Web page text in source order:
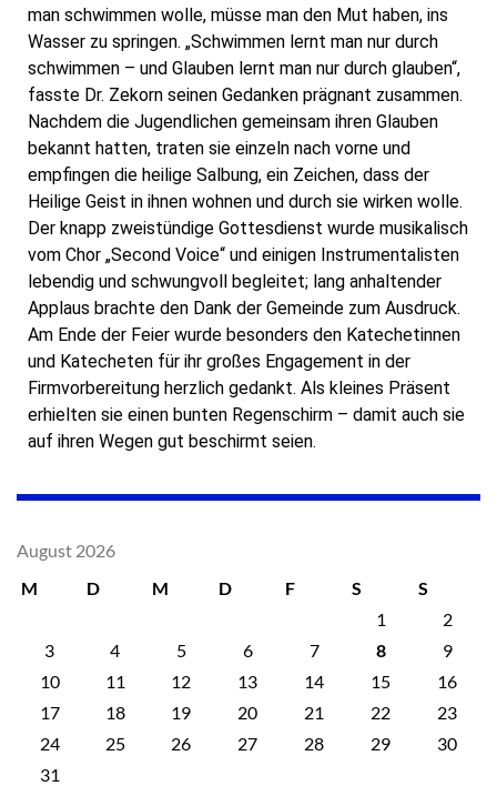
man schwimmen wolle, müsse man den Mut haben, ins
Wasser zu springen. „Schwimmen lernt man nur durch
schwimmen – und Glauben lernt man nur durch glauben“,
fasste Dr. Zekorn seinen Gedanken prägnant zusammen.
Nachdem die Jugendlichen gemeinsam ihren Glauben
bekannt hatten, traten sie einzeln nach vorne und
empfingen die heilige Salbung, ein Zeichen, dass der
Heilige Geist in ihnen wohnen und durch sie wirken wolle.
Der knapp zweistündige Gottesdienst wurde musikalisch
vom Chor „Second Voice“ und einigen Instrumentalisten
lebendig und schwungvoll begleitet; lang anhaltender
Applaus brachte den Dank der Gemeinde zum Ausdruck.
Am Ende der Feier wurde besonders den Katechetinnen
und Katecheten für ihr großes Engagement in der
Firmvorbereitung herzlich gedankt. Als kleines Präsent
erhielten sie einen bunten Regenschirm – damit auch sie
auf ihren Wegen gut beschirmt seien.
August 2026
M
D M D F S
S
1
2
3
4 5 6 7 8
9
10
11 12 13 14 15
16
17
18 19 20 21 22
23
24
25 26 27 28 29
30
31